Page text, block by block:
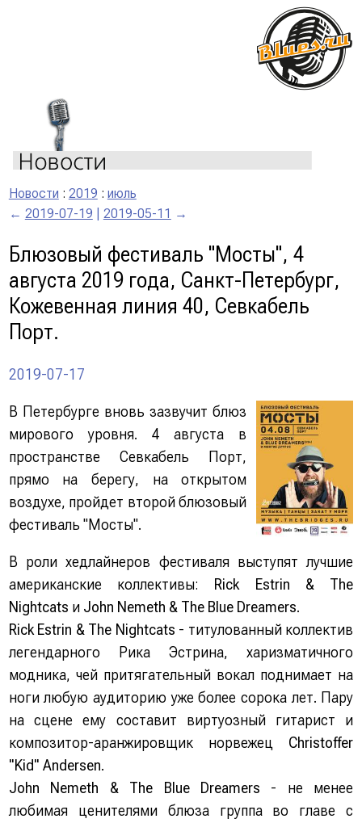
Новости : 2019 : июль
← 2019-07-19 2019-05-11 →
Блюзовый фестиваль "Мосты", 4
августа 2019 года, Санкт-Петербург,
Кожевенная линия 40, Севкабель
Порт.
2019-07-17
В Петербурге вновь зазвучит блюз
мирового уровня. 4 августа в
пространстве Севкабель Порт,
прямо на берегу, на открытом
воздухе, пройдет второй блюзовый
фестиваль "Мосты".
В роли хедлайнеров фестиваля выступят лучшие
американские коллективы: Rick Estrin & The
Nightcats и John Nemeth & The Blue Dreamers.
Rick Estrin & The Nightcats - титулованный коллектив
легендарного Рика Эстрина, харизматичного
модника, чей притягательный вокал поднимает на
ноги любую аудиторию уже более сорока лет. Пару
на сцене ему составит виртуозный гитарист и
композитор-аранжировщик норвежец Christoffer
"Kid" Andersen.
John Nemeth & The Blue Dreamers - не менее
любимая ценителями блюза группа во главе с